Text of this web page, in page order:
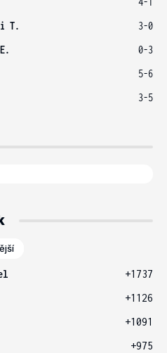
T.
3-0
0-3
5-6
3-5
+1737
+1126
+1091
+975